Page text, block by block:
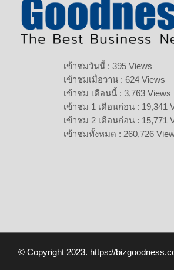
เข้าชมวันนี้ : 395 Views
เข้าชมเมื่อวาน : 624 Views
เข้าชม เดือนนี้ : 3,763 Views
เข้าชม 1 เดือนก่อน : 19,341
เข้าชม 2 เดือนก่อน : 15,771
เข้าชมทั้งหมด : 260,726
© Copyright 2023. https://